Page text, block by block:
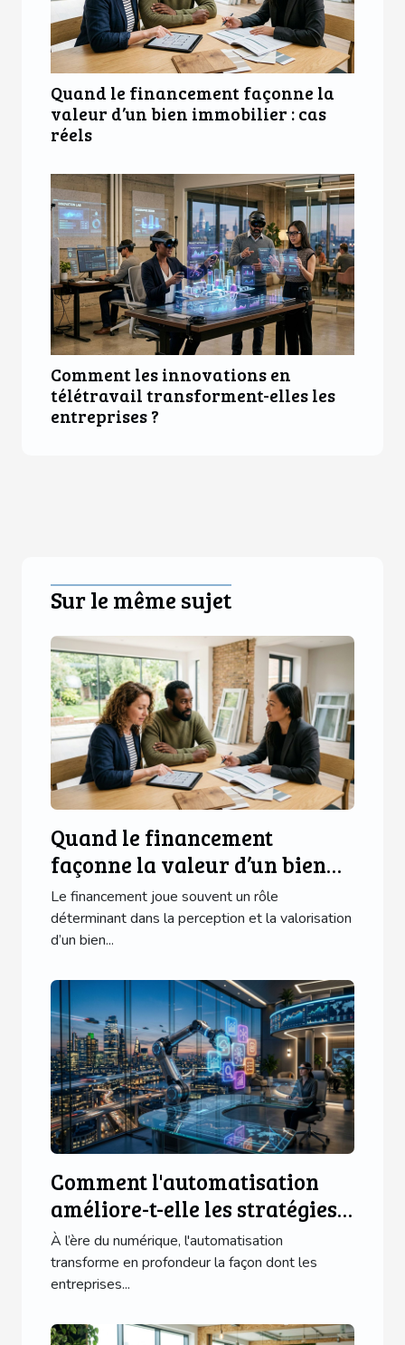
Quand le financement façonne la
valeur d’un bien immobilier : cas
réels
Comment les innovations en
télétravail transforment-elles les
entreprises ?
Sur le même sujet
Quand le financement
façonne la valeur d’un bien
immobilier : cas réels
Le financement joue souvent un rôle
déterminant dans la perception et la valorisation
d’un bien...
Comment l'automatisation
améliore-t-elle les stratégies
marketing ?
À l’ère du numérique, l'automatisation
transforme en profondeur la façon dont les
entreprises...